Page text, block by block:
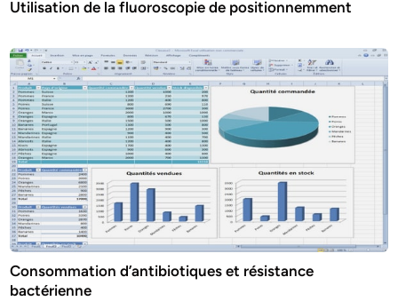
Utilisation de la fluoroscopie de positionnemment
Consommation d’antibiotiques et résistance
bactérienne